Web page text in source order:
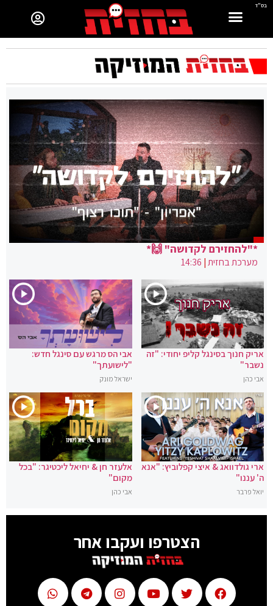
בס"ד
*"להחזירם לקדושה" 🙌*
מערכת בחזית|
14:36
אריק חנוך בסינגל קליפ יחודי: "זה
נשבר"
אבי כהן
אבי הס מרגש עם סינגל חדש:
"לישועתך"
ישראל מונק
ארי גולדוואג & איצי קפלוביץ: "אנא
ה' עננו"
יואל פרבר
אלעזר חן & יחיאל ליכטיגר: "בכל
מקום"
אבי כהן
הצטרפו ועקבו אחר